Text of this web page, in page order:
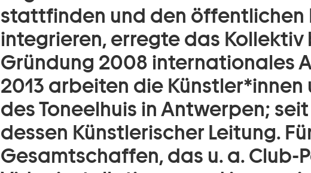
stattfinden und den öffentlichen
integrieren, erregte das
Gründung 2008 internationales
2013 arbeiten die Künstler*innen
des Toneelhuis in Antwerpen;
dessen Künstlerischer Leitung.
Gesamtschaffen, das u. a. Club-